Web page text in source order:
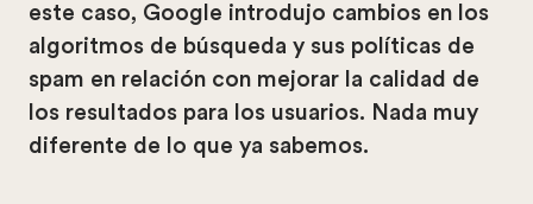
este caso, Google introdujo cambios en los
algoritmos de búsqueda y sus políticas de
spam en relación con mejorar la calidad de
los resultados para los usuarios. Nada muy
diferente de lo que ya sabemos.